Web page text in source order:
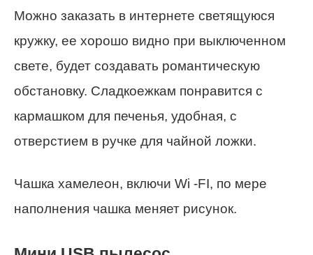
Можно заказать в интернете светящуюся
кружку, ее хорошо видно при выключенном
свете, будет создавать романтическую
обстановку. Сладкоежкам понравится с
кармашком для печенья, удобная, с
отверстием в ручке для чайной ложки.
Чашка хамелеон, включи Wi -FI, по мере
наполнения чашка меняет рисунок.